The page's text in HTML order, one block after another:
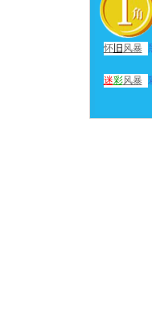
怀旧 风暴
迷彩风暴